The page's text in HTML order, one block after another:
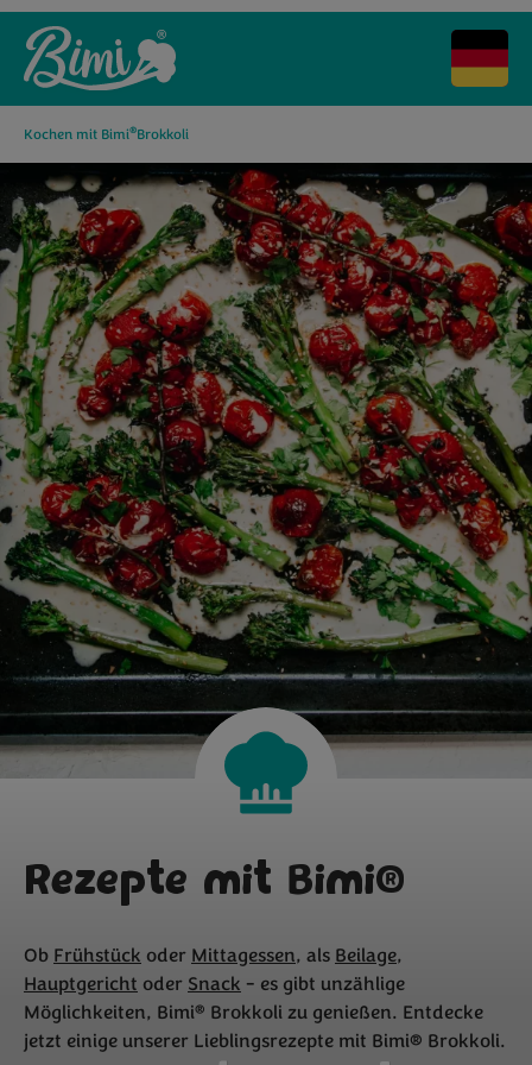
Kochen mit Bimi®Brokkoli
Rezepte mit Bimi®
ObFrühstück oderMittagessen, alsBeilage,
Hauptgericht oderSnack - es gibt unzählige
Möglichkeiten, Bimi® Brokkoli zu genießen. Entdecke
jetzt einige unserer Lieblingsrezepte mit Bimi® Brokkoli.